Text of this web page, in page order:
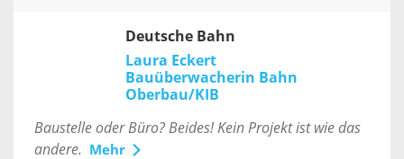
Deutsche Bahn
Laura Eckert
Bauüberwacherin Bahn
Oberbau/KIB
Baustelle oder Büro? Beides! Kein Projekt ist wie das
andere. Mehr